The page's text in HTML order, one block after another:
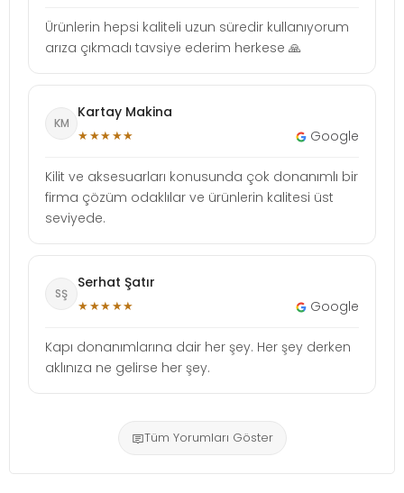
Ürünlerin hepsi kaliteli uzun süredir kullanıyorum
arıza çıkmadı tavsiye ederim herkese 🙏
KM
Kartay Makina
★★★★★ Google
Kilit ve aksesuarları konusunda çok donanımlı bir
firma çözüm odaklılar ve ürünlerin kalitesi üst
seviyede.
SŞ
Serhat Şatır
★★★★★ Google
Kapı donanımlarına dair her şey. Her şey derken
aklınıza ne gelirse her şey.
Tüm Yorumları Göster